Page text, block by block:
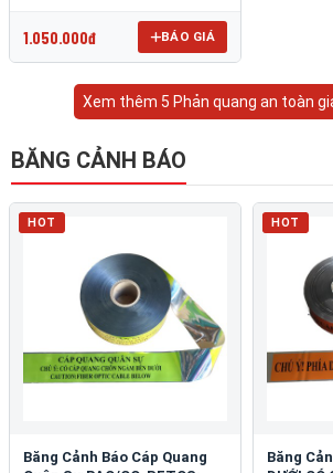
1.050.000đ BÁO GIÁ
Xem thêm 5 Phản quang an toàn
BĂNG CẢNH BÁO
HOT
Băng Cảnh Báo Cáp Quang
HOT
Băng